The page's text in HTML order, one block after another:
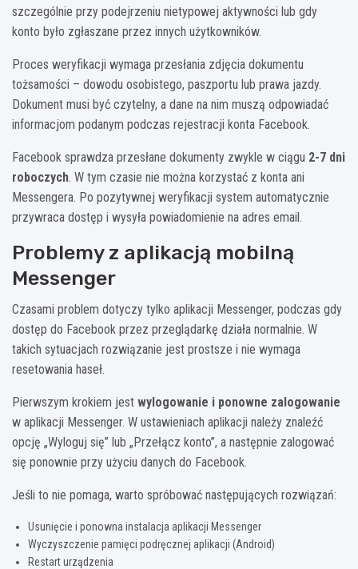
szczególnie przy podejrzeniu nietypowej aktywności lub gdy
konto było zgłaszane przez innych użytkowników.
Proces weryfikacji wymaga przesłania zdjęcia dokumentu
tożsamości – dowodu osobistego, paszportu lub prawa jazdy.
Dokument musi być czytelny, a dane na nim muszą odpowiadać
informacjom podanym podczas rejestracji konta Facebook.
Facebook sprawdza przesłane dokumenty zwykle w ciągu 2-7 dni
roboczych. W tym czasie nie można korzystać z konta ani
Messengera. Po pozytywnej weryfikacji system automatycznie
przywraca dostęp i wysyła powiadomienie na adres email.
Problemy z aplikacją mobilną
Messenger
Czasami problem dotyczy tylko aplikacji Messenger, podczas gdy
dostęp do Facebook przez przeglądarkę działa normalnie. W
takich sytuacjach rozwiązanie jest prostsze i nie wymaga
resetowania haseł.
Pierwszym krokiem jest wylogowanie i ponowne zalogowanie
w aplikacji Messenger. W ustawieniach aplikacji należy znaleźć
opcję „Wyloguj się” lub „Przełącz konto”, a następnie zalogować
się ponownie przy użyciu danych do Facebook.
Jeśli to nie pomaga, warto spróbować następujących rozwiązań:
Usunięcie i ponowna instalacja aplikacji Messenger
Wyczyszczenie pamięci podręcznej aplikacji (Android)
Restart urządzenia